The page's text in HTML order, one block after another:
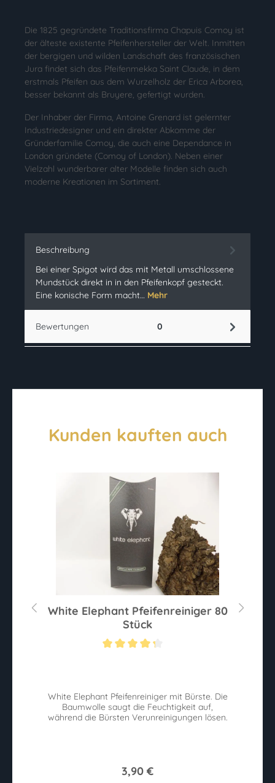
Die 1825 gegründete Traditionsfirma Chapuis Comoy ist
der älteste existente Pfeifenhersteller der Welt. Inmitten
der bergigen und wilden Landschaft des französischen
Jura findet sich das Pfeifenmekka Saint Claude, in dem
erstmals Pfeifen aus dem Wurzelholz der Erica Arborea,
besser bekannt als Bruyere, gefertigt wurden.
Der Inhaber der Firma, Antoine Grenard ist gelernter
Industriedesigner und ein direkter Abkomme der
Gründerfamilie Comoy, die auch eine Dependance in
London gründete (Comoy of London). Neben einer
Vielzahl wunderbarer alter Modelle finden sich auch
moderne Kreationen im Sortiment.
Beschreibung
Bei einer Spigot wird das mit Metall umschlossene
Mundstück direkt in in den Pfeifenkopf gesteckt.
Eine konische Form macht… Mehr
Bewertungen 0
Kunden kauften auch
White Elephant Pfeifenreiniger 80
Stück
White Elephant Pfeifenreiniger mit Bürste. Die
Baumwolle saugt die Feuchtigkeit auf,
während die Bürsten Verunreinigungen lösen.
3,90 €